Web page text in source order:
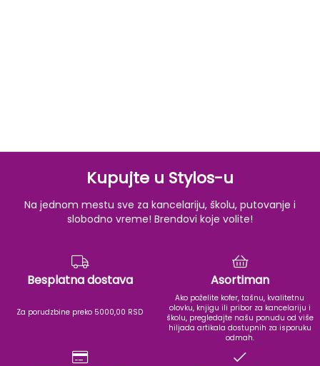
Kupujte u Stylos-u
Na jednom mestu sve za kancelariju, školu, putovanje i
slobodno vreme! Brendovi koje volite!
Besplatna dostava
Za porudzbine preko 5000,00 RSD
Asortiman
Ako poželite kofer, tašnu, kvalitetnu
olovku, knjigu ili pribor za kancelariju i
školu, pregledajte našu ponudu od više
hiljada artikala dostupnih za isporuku
odmah.